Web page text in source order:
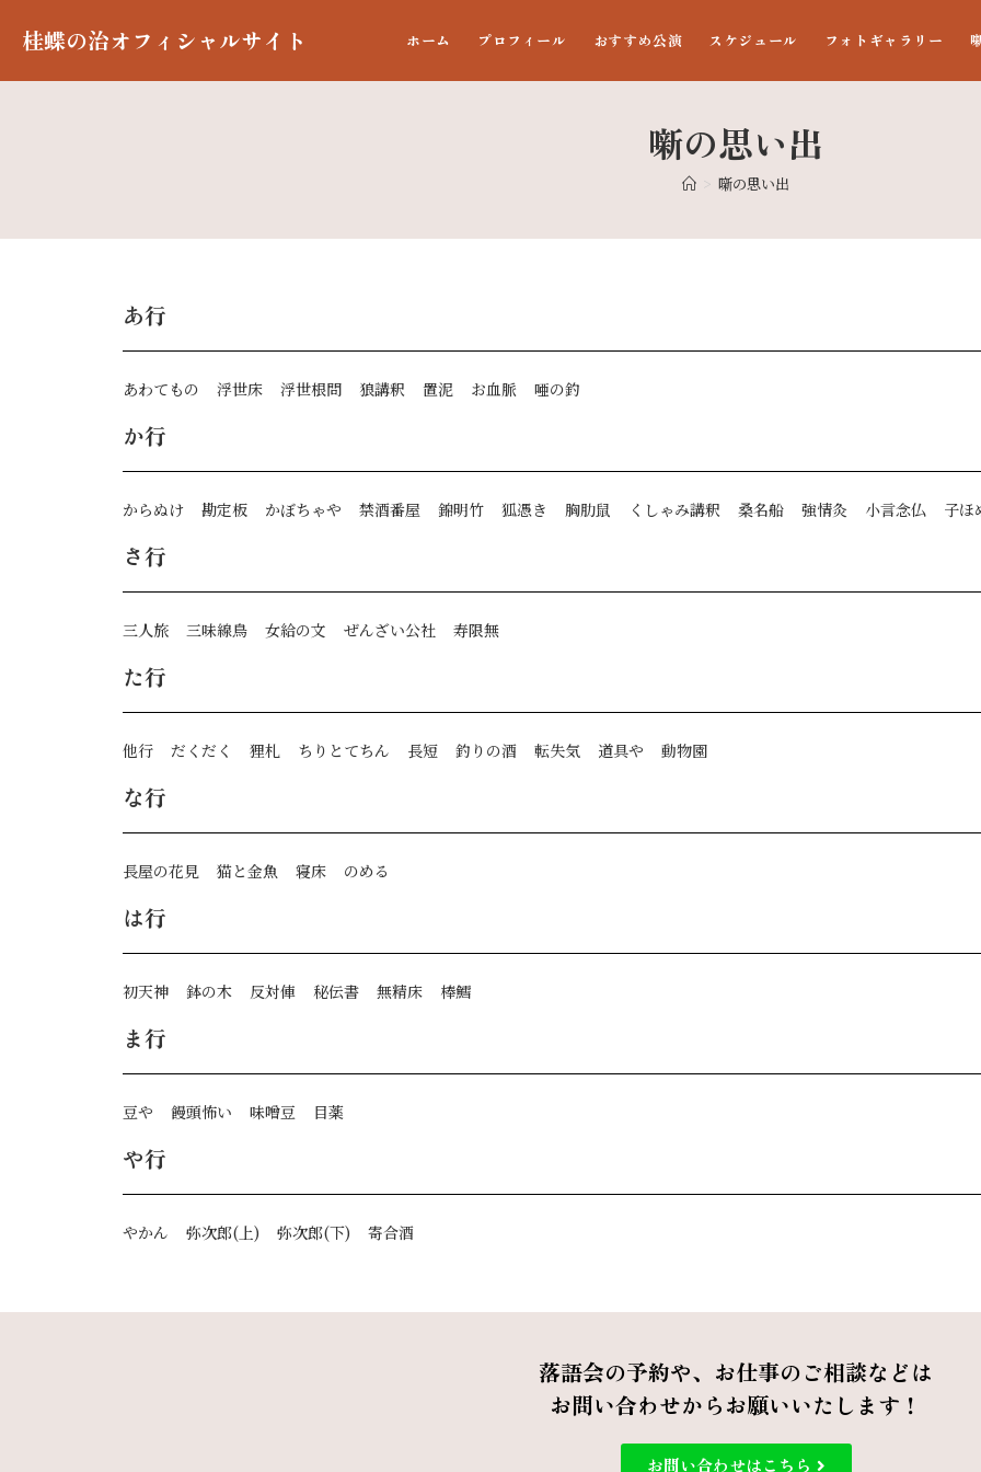
桂蝶の治オフィシャルサイト ホーム プロフィール おすすめ公演 スケジュール フォトギャラリー
噺の思い出
> 噺の思い出
あ行
あわてもの 浮世床 浮世根問 狼講釈 置泥 お血脈 唖の釣
か行
からぬけ 勘定板 かぼちゃや 禁酒番屋 錦明竹 狐憑き 胸肋鼠 くしゃみ講釈 桑名船 強情灸 小言念仏 子ほ
さ行
三人旅 三味線鳥 女給の文 ぜんざい公社 寿限無
た行
他行 だくだく 狸札 ちりとてちん 長短 釣りの酒 転失気 道具や 動物園
な行
長屋の花見 猫と金魚 寝床 のめる
は行
初天神 鉢の木 反対俥 秘伝書 無精床 棒鱈
ま行
豆や 饅頭怖い 味噌豆 目薬
や行
やかん 弥次郎(上) 弥次郎(下) 寄合酒
落語会の予約や、お仕事のご相談などは
お問い合わせからお願いいたします！
お問い合わせはこちら